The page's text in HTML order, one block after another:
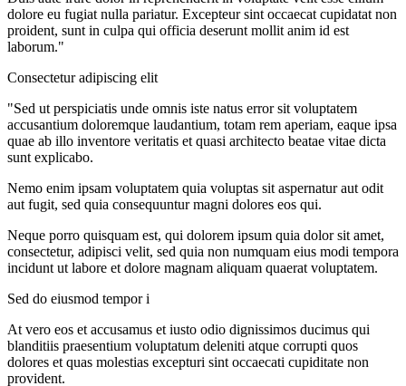
dolore eu fugiat nulla pariatur. Excepteur sint occaecat cupidatat non
proident, sunt in culpa qui officia deserunt mollit anim id est
laborum."
Consectetur adipiscing elit
"Sed ut perspiciatis unde omnis iste natus error sit voluptatem
accusantium doloremque laudantium, totam rem aperiam, eaque ipsa
quae ab illo inventore veritatis et quasi architecto beatae vitae dicta
sunt explicabo.
Nemo enim ipsam voluptatem quia voluptas sit aspernatur aut odit
aut fugit, sed quia consequuntur magni dolores eos qui.
Neque porro quisquam est, qui dolorem ipsum quia dolor sit amet,
consectetur, adipisci velit, sed quia non numquam eius modi tempora
incidunt ut labore et dolore magnam aliquam quaerat voluptatem.
Sed do eiusmod tempor i
At vero eos et accusamus et iusto odio dignissimos ducimus qui
blanditiis praesentium voluptatum deleniti atque corrupti quos
dolores et quas molestias excepturi sint occaecati cupiditate non
provident.